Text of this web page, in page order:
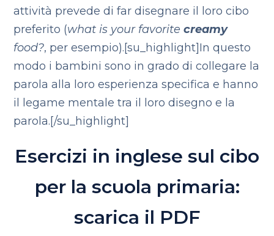
attività prevede di far disegnare il loro cibo
preferito (what is your favoritecreamy
food?, per esempio).[su_highlight]In questo
modo i bambini sono in grado di collegare la
parola alla loro esperienza specifica e hanno
il legame mentale tra il loro disegno e la
parola.[/su_highlight]
Esercizi in inglese sul cibo
per la scuola primaria:
scarica il PDF